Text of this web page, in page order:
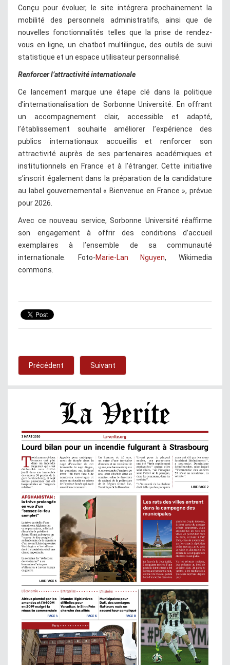
Conçu pour évoluer, le site intégrera prochainement la
mobilité des personnels administratifs, ainsi que de
nouvelles fonctionnalités telles que la prise de rendez-
vous en ligne, un chatbot multilingue, des outils de suivi
statistique et un espace utilisateur personnalisé.
Renforcer l’attractivité internationale
Ce lancement marque une étape clé dans la politique
d’internationalisation de Sorbonne Université. En offrant
un accompagnement clair, accessible et adapté,
l’établissement souhaite améliorer l’expérience des
publics internationaux accueillis et renforcer son
attractivité auprès de ses partenaires académiques et
institutionnels en France et à l’étranger. Cette initiative
s’inscrit également dans la préparation de la candidature
au label gouvernemental « Bienvenue en France », prévue
pour 2026.
Avec ce nouveau service, Sorbonne Université réaffirme
son engagement à offrir des conditions d’accueil
exemplaires à l’ensemble de sa communauté
internationale. Foto-Marie-Lan Nguyen, Wikimedia
commons.
Précédent Suivant